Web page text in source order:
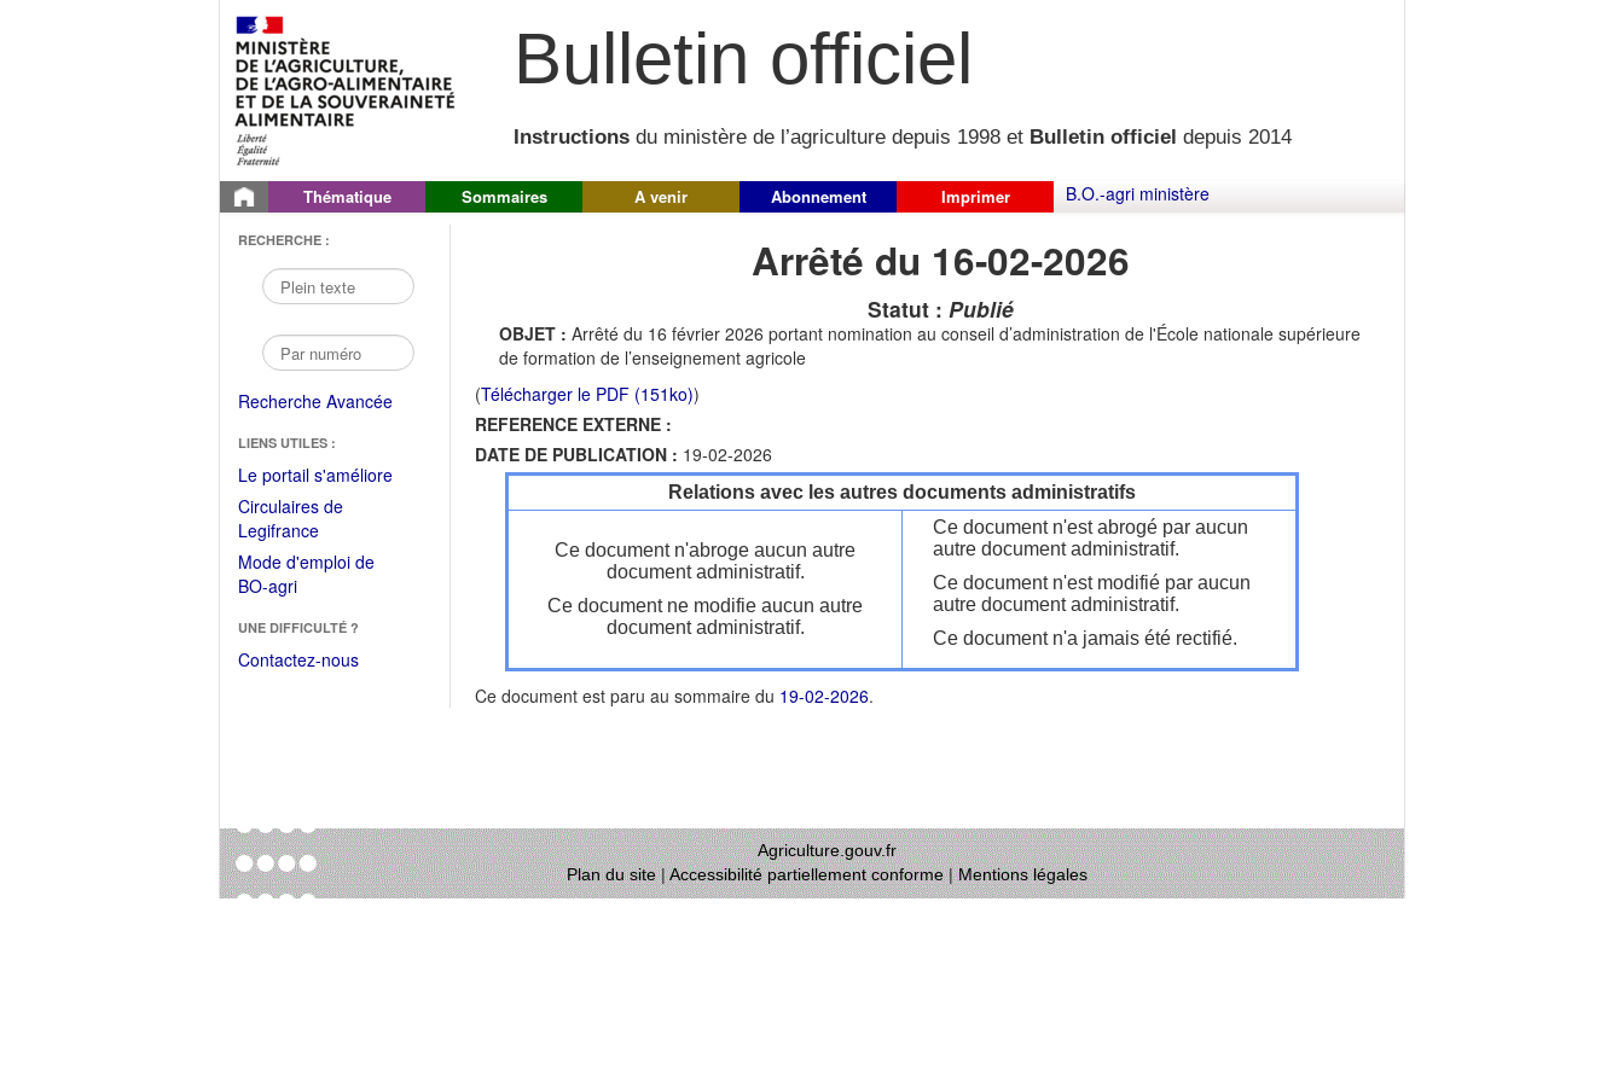
Bulletin officiel
Instructions du ministère de l’agriculture depuis 1998 et Bulletin officiel depuis 2014
Thématique Sommaires A venir Abonnement Imprimer B.O.-agri ministère
RECHERCHE :
Recherche Avancée
LIENS UTILES :
Le portail s'améliore(Fichier
Circulaires de
Legifrance(Ouvrir
dans
une
fenêtre)
Mode d'emploi de
BO-agri(Ouvrir
une
nouvelle
UNE DIFFICULTÉ ?
Contactez-nous
Arrêté du 16-02-2026
Statut : Publié
OBJET : Arrêté du 16 février 2026 portant nomination au conseil d’administration de l'École nationale supérieure
de formation de l’enseignement agricole
(Télécharger le PDF (151ko))
REFERENCE EXTERNE :
DATE DE PUBLICATION : 19-02-2026
Relations avec les autres documents administratifs
Ce document n'abroge aucun autre
document administratif.
Ce document ne modifie aucun autre
document administratif.
Ce document n'est abrogé par aucun
autre document administratif.
Ce document n'est modifié par aucun
autre document administratif.
Ce document n'a jamais été rectifié.
Ce document est paru au sommaire du 19-02-2026.
Agriculture.gouv.fr
Plan du site|Accessibilité partiellement conforme|Mentions légales